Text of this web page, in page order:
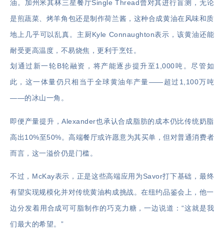
油。加州米其林三星餐厅Single Thread曾对其进行盲测，无论
是煎蔬菜、烤羊角包还是制作荷兰酱，这种合成黄油在风味和质
地上几乎可以乱真。主厨Kyle Connaughton表示，该黄油还能
耐受更高温度，不易烧焦，更利于烹饪。
划通过新一轮B轮融资，将产能逐步提升至1,000吨。尽管如
此，这一体量仍只相当于全球黄油年产量——超过1,100万吨
——的冰山一角。
即便产量提升，Alexander也承认合成脂肪的成本仍比传统奶脂
高出10%至50%。高端餐厅或许愿意为其买单，但对普通消费者
而言，这一溢价仍是门槛。
不过，McKay表示，正是这些高端应用为Savor打下基础，最终
有望实现规模化并对传统黄油构成挑战。在纽约品鉴会上，他一
边分发着用合成可可脂制作的巧克力糖，一边说道：“这就是我
们最大的希望。”